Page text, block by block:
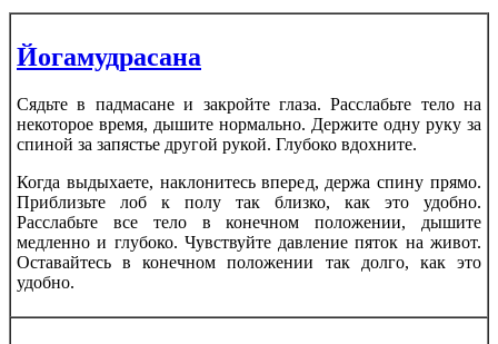
Йогамудрасана
Сядьте в падмасане и закройте глаза. Расслабьте тело на
некоторое время, дышите нормально. Держите одну руку за
спиной за запястье другой рукой. Глубоко вдохните.
Когда выдыхаете, наклонитесь вперед, держа спину прямо.
Приблизьте лоб к полу так близко, как это удобно.
Расслабьте все тело в конечном положении, дышите
медленно и глубоко. Чувствуйте давление пяток на живот.
Оставайтесь в конечном положении так долго, как это
удобно.